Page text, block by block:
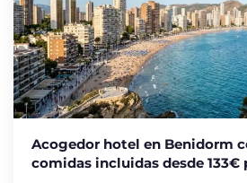
Acogedor hotel en Benidorm
comidas incluidas desde 133€